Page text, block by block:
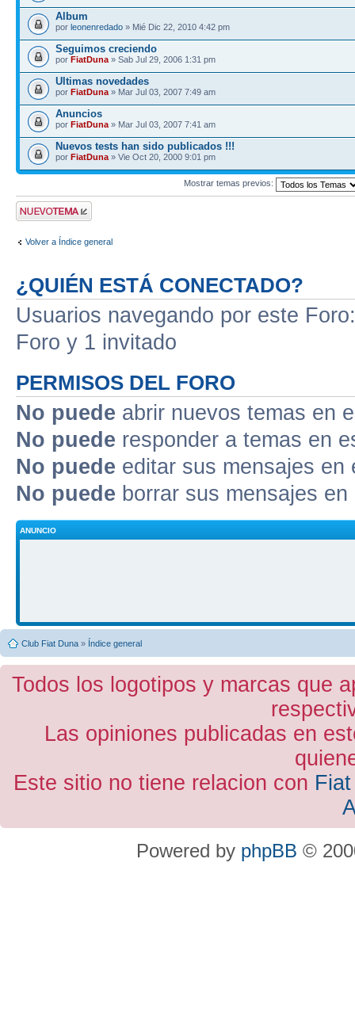
Album
por leonenredado » Mié Dic 22, 2010 4:42 pm
Seguimos creciendo
por FiatDuna » Sab Jul 29, 2006 1:31 pm
Ultimas novedades
por FiatDuna » Mar Jul 03, 2007 7:49 am
Anuncios
por FiatDuna » Mar Jul 03, 2007 7:41 am
Nuevos tests han sido publicados !!!
por FiatDuna » Vie Oct 20, 2000 9:01 pm
Mostrar temas previos:
Publicar un nuevo
tema
Volver a Índice general
¿QUIÉN ESTÁ CONECTADO?
Usuarios navegando por este
Foro y 1 invitado
PERMISOS DEL FORO
No puede abrir nuevos temas en
No puede responder a temas en
No puede editar sus mensajes en
No puede borrar sus mensajes
ANUNCIO
Club Fiat Duna » Índice general
Todos los logotipos y marcas que
Las opiniones publicadas en
Este sitio no tiene relacion con
Powered by phpBB ©